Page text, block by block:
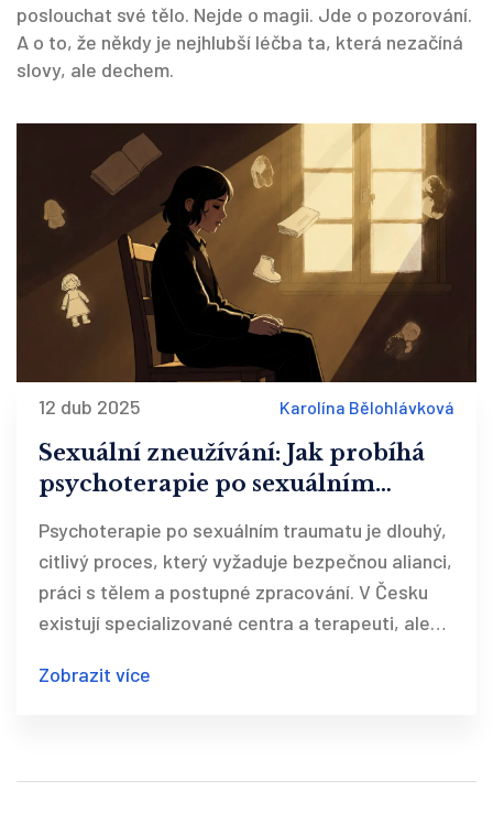
poslouchat své tělo. Nejde o magii. Jde o pozorování.
A o to, že někdy je nejhlubší léčba ta, která nezačíná
slovy, ale dechem.
12 dub 2025 Karolína Bělohlávková
Sexuální zneužívání: Jak probíhá
psychoterapie po sexuálním
Psychoterapie po sexuálním traumatu je dlouhý,
citlivý proces, který vyžaduje bezpečnou alianci,
práci s tělem a postupné zpracování. V Česku
existují specializované centra a terapeuti, ale
Zobrazit více